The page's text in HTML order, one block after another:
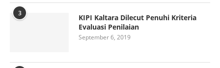
3
KIPI Kaltara Dilecut Penuhi Kriteria
Evaluasi Penilaian
September 6, 2019